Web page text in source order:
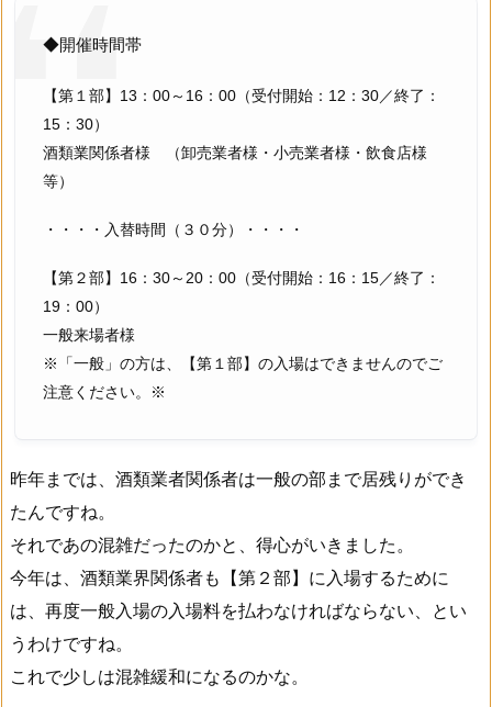
◆開催時間帯
【第１部】13：00～16：00（受付開始：12：30／終了：
15：30）
酒類業関係者様 （卸売業者様・小売業者様・飲食店様
等）
・・・・入替時間（３０分）・・・・
【第２部】16：30～20：00（受付開始：16：15／終了：
19：00）
一般来場者様
※「一般」の方は、【第１部】の入場はできませんのでご
注意ください。※
昨年までは、酒類業者関係者は一般の部まで居残りができ
たんですね。
それであの混雑だったのかと、得心がいきました。
今年は、酒類業界関係者も【第２部】に入場するために
は、再度一般入場の入場料を払わなければならない、とい
うわけですね。
これで少しは混雑緩和になるのかな。